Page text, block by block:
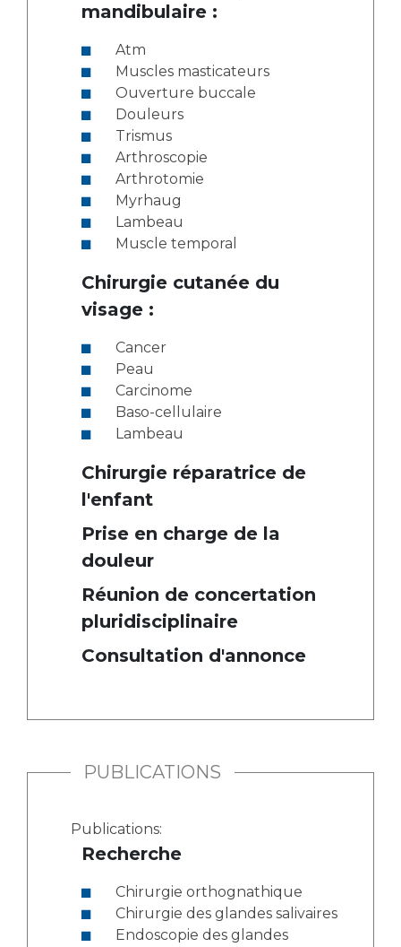
mandibulaire :
Atm
Muscles masticateurs
Ouverture buccale
Douleurs
Trismus
Arthroscopie
Arthrotomie
Myrhaug
Lambeau
Muscle temporal
Chirurgie cutanée du
visage :
Cancer
Peau
Carcinome
Baso-cellulaire
Lambeau
Chirurgie réparatrice de
l'enfant
Prise en charge de la
douleur
Réunion de concertation
pluridisciplinaire
Consultation d'annonce
PUBLICATIONS
Publications:
Recherche
Chirurgie orthognathique
Chirurgie des glandes salivaires